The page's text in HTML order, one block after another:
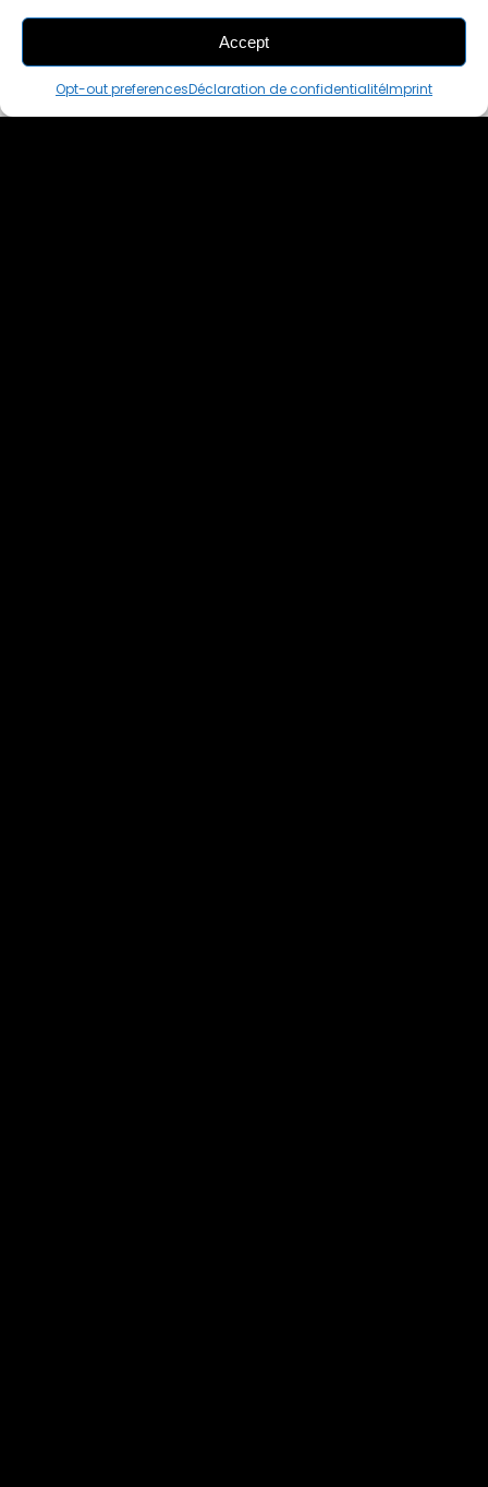
Accept
Opt-out preferencesDéclaration de confidentialitéImprint
THIS PAIR IS
ALREADY SOLD OUT